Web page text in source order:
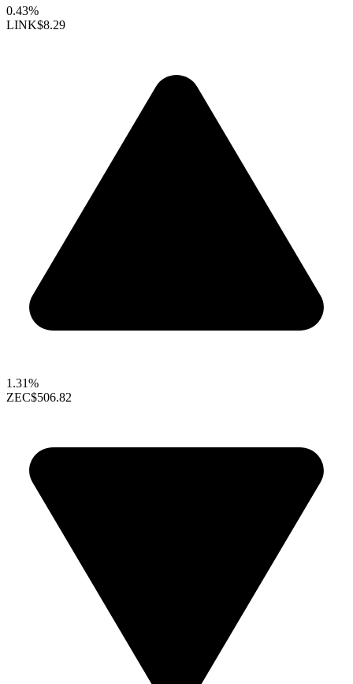
0.43%
LINK$8.29
1.31%
ZEC$506.82